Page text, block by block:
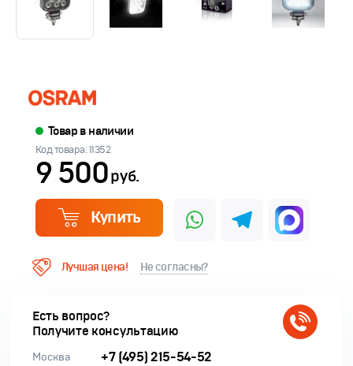
Товар в наличии
Код товара: 11352
9 500руб.
Купить
Лучшая цена! Не согласны?
Есть вопрос?
Получите консультацию
Москва +7 (495) 215-54-52